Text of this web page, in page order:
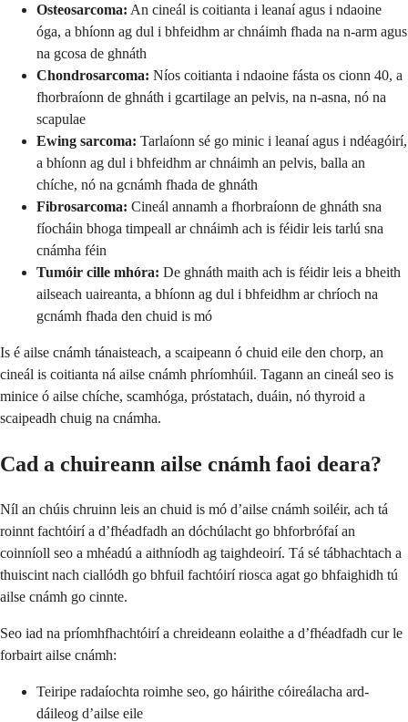
Osteosarcoma: An cineál is coitianta i leanaí agus i ndaoine
óga, a bhíonn ag dul i bhfeidhm ar chnáimh fhada na n-arm agus
na gcosa de ghnáth
Chondrosarcoma: Níos coitianta i ndaoine fásta os cionn 40, a
fhorbraíonn de ghnáth i gcartilage an pelvis, na n-asna, nó na
scapulae
Ewing sarcoma: Tarlaíonn sé go minic i leanaí agus i ndéagóirí,
a bhíonn ag dul i bhfeidhm ar chnáimh an pelvis, balla an
chíche, nó na gcnámh fhada de ghnáth
Fibrosarcoma: Cineál annamh a fhorbraíonn de ghnáth sna
fíocháin bhoga timpeall ar chnáimh ach is féidir leis tarlú sna
cnámha féin
Tumóir cille mhóra: De ghnáth maith ach is féidir leis a bheith
ailseach uaireanta, a bhíonn ag dul i bhfeidhm ar chríoch na
gcnámh fhada den chuid is mó
Is é ailse cnámh tánaisteach, a scaipeann ó chuid eile den chorp, an
cineál is coitianta ná ailse cnámh phríomhúil. Tagann an cineál seo is
minice ó ailse chíche, scamhóga, próstatach, duáin, nó thyroid a
scaipeadh chuig na cnámha.
Cad a chuireann ailse cnámh faoi deara?
Níl an chúis chruinn leis an chuid is mó d’ailse cnámh soiléir, ach tá
roinnt fachtóirí a d’fhéadfadh an dóchúlacht go bhforbrófaí an
coinníoll seo a mhéadú a aithníodh ag taighdeoirí. Tá sé tábhachtach a
thuiscint nach ciallódh go bhfuil fachtóirí riosca agat go bhfaighidh tú
ailse cnámh go cinnte.
Seo iad na príomhfhachtóirí a chreideann eolaithe a d’fhéadfadh cur le
forbairt ailse cnámh:
Teiripe radaíochta roimhe seo, go háirithe cóireálacha ard-
dáileog d’ailse eile